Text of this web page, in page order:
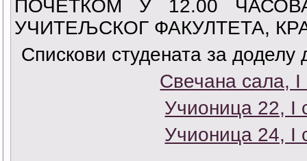
ПОЧЕТКОМ У 12.00
УЧИТЕЉСКОГ ФАКУЛТЕТА,
Спискови студената за
Свечана сала, I
Учионица 22, I
Учионица 24, I